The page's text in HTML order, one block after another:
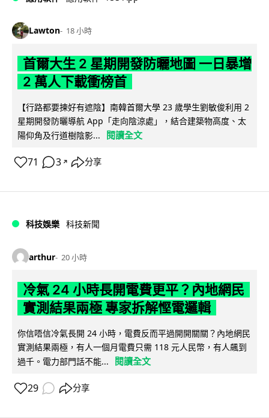
Lawton 18 小時
首爾大生 2 星期開發防曬地圖 一日暴增
2 萬人下載衝榜首
【行路都要揀好有遮陰】南韓首爾大學 23 歲學生劉敏俊利用 2
星期開發防曬導航 App「走向陰涼處」，結合建築物高度、太
陽仰角及行道樹陰影...
閱讀全文
71 3 ↗ 分享
科技娛樂 科技新聞
arthur 20 小時
冷氣 24 小時長開電費更平？內地網民
實測結果兩極 專家拆解慳電邏輯
你信唔信冷氣長開 24 小時，電費反而平過開開關關？內地網民
實測結果兩極，有人一個月電費只需 118 元人民幣，有人飆到
過千。電力部門話不能...
閱讀全文
29 分享